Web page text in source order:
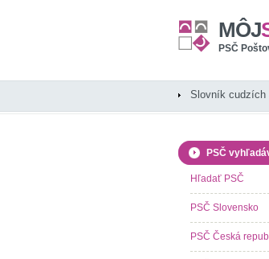
MÔJ
PSČ
Slovník cudzích
PSČ
Hľadať PSČ
PSČ Slovensko
PSČ Česká